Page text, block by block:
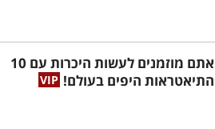
אתם מוזמנים לעשות היכרות עם 10
התיאטראות היפים בעולם!